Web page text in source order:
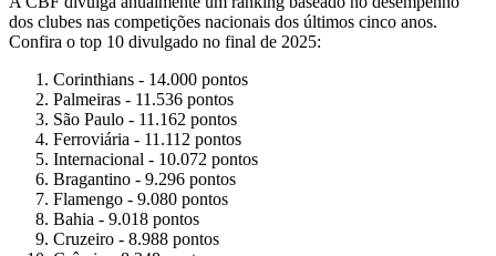
dos clubes nas competições nacionais dos últimos cinco anos.
Confira o top 10 divulgado no final de 2025:
Corinthians - 14.000 pontos
Palmeiras - 11.536 pontos
São Paulo - 11.162 pontos
Ferroviária - 11.112 pontos
Internacional - 10.072 pontos
Bragantino - 9.296 pontos
Flamengo - 9.080 pontos
Bahia - 9.018 pontos
Cruzeiro - 8.988 pontos